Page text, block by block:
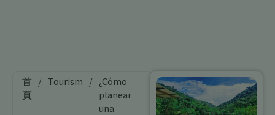
首
頁
/ Tourism / ¿Cómo
planear
una